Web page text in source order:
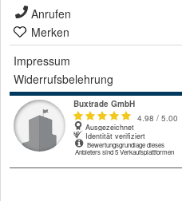
Anrufen
Merken
Impressum
Widerrufsbelehrung